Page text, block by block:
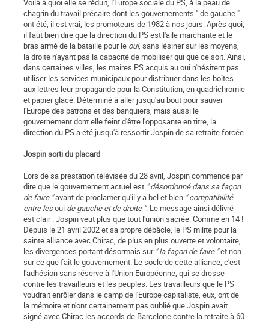
Voilà à quoi elle se réduit, l'Europe sociale du PS, à la peau de
chagrin du travail précaire dont les gouvernements " de gauche "
ont été, il est vrai, les promoteurs de 1982 à nos jours. Après quoi,
il faut bien dire que la direction du PS est l'aile marchante et le
bras armé de la bataille pour le oui, sans lésiner sur les moyens,
la droite n'ayant pas la capacité de mobiliser qui que ce soit. Ainsi,
dans certaines villes, les maires PS acquis au oui n'hésitent pas
utiliser les services municipaux pour distribuer dans les boîtes
aux lettres leur propagande pour la Constitution, en quadrichromie
et papier glacé. Déterminé à aller jusqu'au bout pour sauver
l'Europe des patrons et des banquiers, mais aussi le
gouvernement dont elle feint d'être l'opposante en titre, la
direction du PS a été jusqu'à ressortir Jospin de sa retraite forcée.
Jospin sorti du placard
Lors de sa prestation télévisée du 28 avril, Jospin commence par
dire que le gouvernement actuel est " désordonné dans sa façon
de faire "avant de proclamer qu'il y a bel et bien " compatibilité
entre lesoui de gauche et de droite ". Le message ainsi délivré
est clair : Jospin veut plus que tout l'union sacrée. Comme en 14 !
Depuis le 21 avril 2002 et sa propre débâcle, le PS milite pour la
sainte alliance avec Chirac, de plus en plus ouverte et volontaire,
les divergences portant désormais sur " la façon de faire "et non
sur ce que fait le gouvernement. Le socle de cette alliance, c'est
l'adhésion sans réserve à l'Union Européenne, qui se dresse
contre les travailleurs et les peuples. Les travailleurs que le PS
voudrait enrôler dans le camp de l'Europe capitaliste, eux, ont de
la mémoire et n'ont certainement pas oublié que Jospin avait
signé avec Chirac les accords de Barcelone contre la retraite à 60